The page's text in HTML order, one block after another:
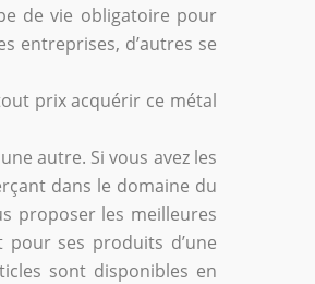
de vie obligatoire pour
entreprises, d’autres se
prix acquérir ce métal
autre. Si vous avez les
dans le domaine du
proposer les meilleures
ses produits d’une
sont disponibles en